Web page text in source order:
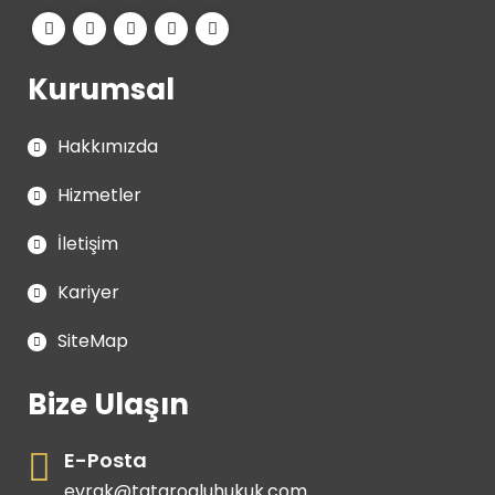
Kurumsal
Hakkımızda
Hizmetler
İletişim
Kariyer
SiteMap
Bize Ulaşın
E-Posta